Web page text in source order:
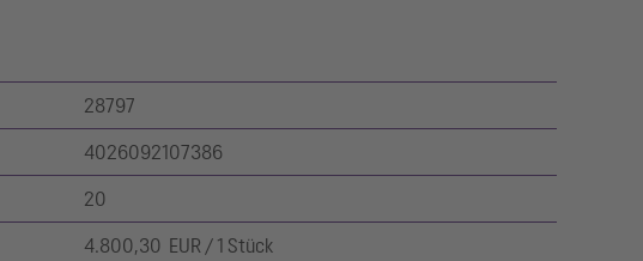
28797
4026092107386
20
4.800,30 EUR / 1 Stück